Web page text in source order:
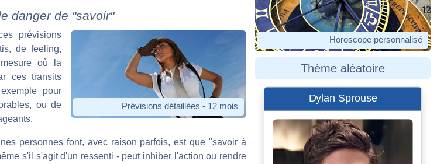
danger de "savoir"
Prévisions détaillées - 12 mois
prévisions
de feeling,
où la
ces transits
pour
ou de
personnes font, avec raison parfois, est que "savoir à
s'il s'agit d'un ressenti - peut inhiber l'action ou rendre
Horoscope personnalisé
Thème aléatoire
Dylan Sprouse